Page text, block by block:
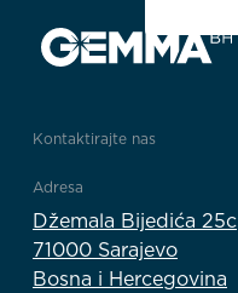
Kontaktirajte nas
Adresa
Džemala Bijedića 25c
71000 Sarajevo
Bosna i Hercegovina